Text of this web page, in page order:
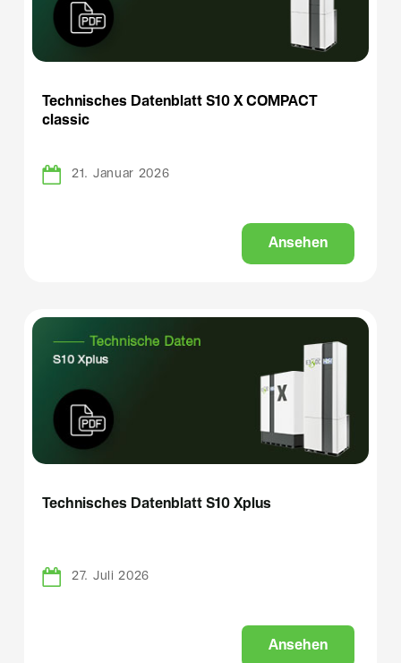
Technisches Datenblatt S10 X COMPACT
classic
21. Januar 2026
Ansehen
Technisches Datenblatt S10 Xplus
27. Juli 2026
Ansehen